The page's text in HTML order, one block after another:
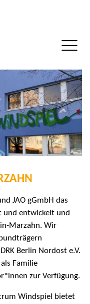
JAO gGmbH das
und entwickelt und
Marzahn. Wir
Berlin Nordost e.V.
Familie
zur Verfügung.
Windspiel bietet